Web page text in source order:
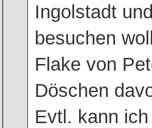
Ingolstadt
besuchen
Flake von
Döschen
Evtl. kann